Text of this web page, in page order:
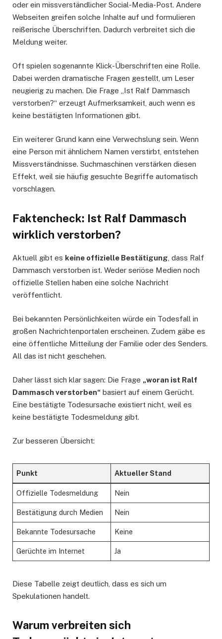
oder ein missverständlicher Social-Media-Post. Andere
Webseiten greifen solche Inhalte auf und formulieren
reißerische Überschriften. Dadurch verbreitet sich die
Meldung weiter.
Oft spielen sogenannte Klick-Überschriften eine Rolle.
Dabei werden dramatische Fragen gestellt, um Leser
neugierig zu machen. Die Frage „Ist Ralf Dammasch
verstorben?“ erzeugt Aufmerksamkeit, auch wenn es
keine bestätigten Informationen gibt.
Ein weiterer Grund kann eine Verwechslung sein. Wenn
eine Person mit ähnlichem Namen verstirbt, entstehen
Missverständnisse. Suchmaschinen verstärken diesen
Effekt, weil sie häufig gesuchte Begriffe automatisch
vorschlagen.
Faktencheck: Ist Ralf Dammasch
wirklich verstorben?
Aktuell gibt es keine offizielle Bestätigung , dass Ralf
Dammasch verstorben ist. Weder seriöse Medien noch
offizielle Stellen haben eine solche Nachricht
veröffentlicht.
Bei bekannten Persönlichkeiten würde ein Todesfall in
großen Nachrichtenportalen erscheinen. Zudem gäbe es
eine öffentliche Mitteilung der Familie oder des Senders.
All das ist nicht geschehen.
Daher lässt sich klar sagen: Die Frage „woran ist Ralf
Dammasch verstorben“ basiert auf einem Gerücht.
Eine bestätigte Todesursache existiert nicht, weil es
keine bestätigte Todesmeldung gibt.
Zur besseren Übersicht:
Punkt Aktueller Stand
Offizielle Todesmeldung Nein
Bestätigung durch Medien Nein
Bekannte Todesursache Keine
Gerüchte im Internet Ja
Diese Tabelle zeigt deutlich, dass es sich um
Spekulationen handelt.
Warum verbreiten sich